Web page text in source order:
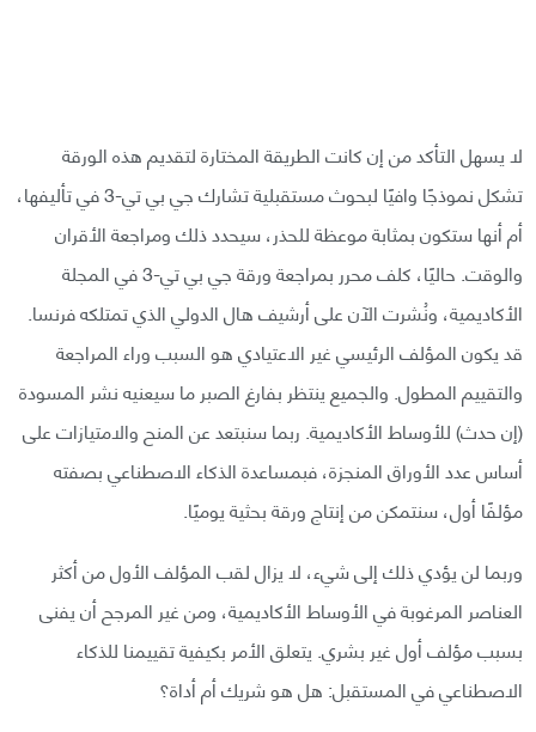
لا يسهل التأكد من إن كانت الطريقة المختارة لتقديم هذه الورقة
تشكل نموذجًا وافيًا لبحوث مستقبلية تشارك جي بي تي-3 في تأليفها،
أم أنها ستكون بمثابة موعظة للحذر، سيحدد ذلك ومراجعة الأقران
والوقت. حاليًا، كلف محرر بمراجعة ورقة جي بي تي-3 في المجلة
الأكاديمية، ونُشرت الآن على أرشيف هال الدولي الذي تمتلكه فرنسا.
قد يكون المؤلف الرئيسي غير الاعتيادي هو السبب وراء المراجعة
والتقييم المطول. والجميع ينتظر بفارغ الصبر ما سيعنيه نشر المسودة
(إن حدث) للأوساط الأكاديمية. ربما سنبتعد عن المنح والامتيازات على
أساس عدد الأوراق المنجزة، فبمساعدة الذكاء الاصطناعي بصفته
مؤلفًا أول، سنتمكن من إنتاج ورقة بحثية يوميًا.
وربما لن يؤدي ذلك إلى شيء، لا يزال لقب المؤلف الأول من أكثر
العناصر المرغوبة في الأوساط الأكاديمية، ومن غير المرجح أن يفنى
بسبب مؤلف أول غير بشري. يتعلق الأمر بكيفية تقييمنا للذكاء
الاصطناعي في المستقبل: هل هو شريك أم أداة؟